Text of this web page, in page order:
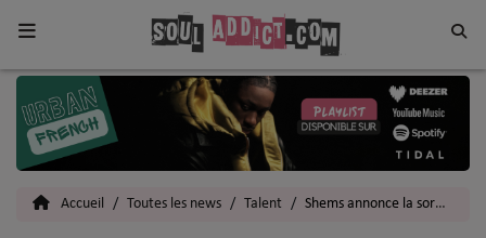
Home
Toutes les News
Accueil Toutes les news Talent Shems annonce la sortie de son EP "Beerus"